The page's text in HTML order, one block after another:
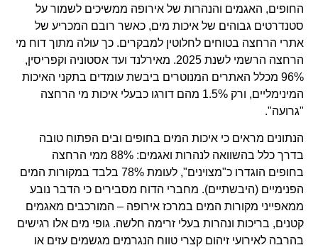
החופים, האגמים והנהרות של אירופה ממשיכים לשמור על
סטנדרטים גבוהים של איכות מים, כאשר רובם המכריע של
אתרי הרחצה בטוחים לחלוטין למבקרים. כך עולה מתוך דוח מי
הרחצה הרשמי לשנת 2025. מאירלנד ועד אסטוניה וקפריסין,
96% מכלל האתרים המנוטרים ביבשת עומדים בתקני האיכות
המינימליים, ורק 1.5% מהם דורגו כבעלי איכות מי הרחצה
"גרועה".
הנתונים מראים כי איכות המים בחופים ובים הפתוח טובה
בדרך כלל בהשוואה לנהרות ואגמים: 88% ממי הרחצה
בחופים הוגדרו כ"מצוינים", לעומת 78% בלבד במקורות המים
הפנימיים (היבשתיים). מחברי הדוח מסבירים כי הדבר נובע
ממאפייני מקורות המים במרכז אירופה – המורכבים מאגמים
קטנים, בריכות ונהרות בעלי זרימה חלשה. גופי מים אלו רגישים
בהרבה לאירועי זיהום קצרי טווח הנגרמים מגשמים עזים או